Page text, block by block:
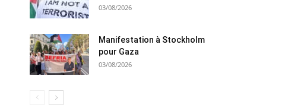
03/08/2026
Manifestation à Stockholm
pour Gaza
03/08/2026